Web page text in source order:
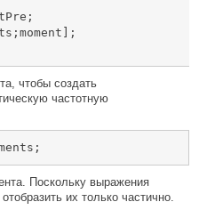
чтобы создать
частотную
Поскольку выражения
их только частично.